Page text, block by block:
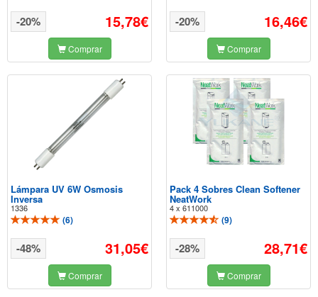
15,78€
-20%
Comprar
16,46€
-20%
Comprar
Lámpara UV 6W Osmosis
Inversa
1336
(6)
31,05€
-48%
Comprar
Pack 4 Sobres Clean Softener
NeatWork
4 x 611000
(9)
28,71€
-28%
Comprar